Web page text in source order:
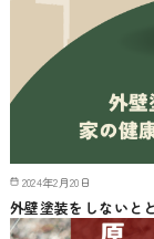
2024年2月20日
外壁塗装をしないと